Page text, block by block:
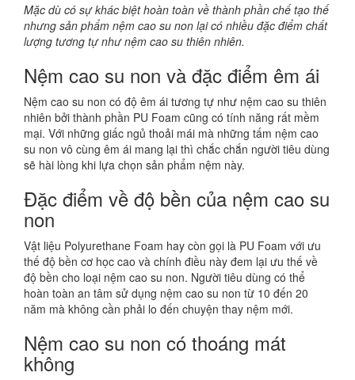
Mặc dù có sự khác biệt hoàn toàn về thành phần chế tạo thế
nhưng sản phẩm nệm cao su non lại có nhiều đặc điểm chất
lượng tương tự như nệm cao su thiên nhiên.
Nệm cao su non và đặc điểm êm ái
Nệm cao su non có độ êm ái tương tự như nệm cao su thiên
nhiên bởi thành phần PU Foam cũng có tính năng rất mềm
mại. Với những giấc ngủ thoải mái mà những tấm nệm cao
su non vô cùng êm ái mang lại thì chắc chắn người tiêu dùng
sẽ hài lòng khi lựa chọn sản phẩm nệm này.
Đặc điểm về độ bền của nệm cao su
non
Vật liệu Polyurethane Foam hay còn gọi là PU Foam với ưu
thế độ bền cơ học cao và chính điều này đem lại ưu thế về
độ bền cho loại nệm cao su non. Người tiêu dùng có thể
hoàn toàn an tâm sử dụng nệm cao su non từ 10 đến 20
năm mà không cần phải lo đến chuyện thay nệm mới.
Nệm cao su non có thoáng mát
không